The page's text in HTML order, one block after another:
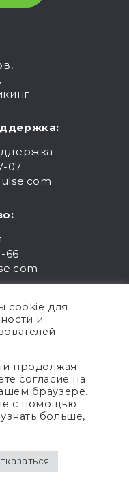
07
66
BIT Impulse.
cookie для
и
продолжая
согласие на
браузере.
с помощью
больше,